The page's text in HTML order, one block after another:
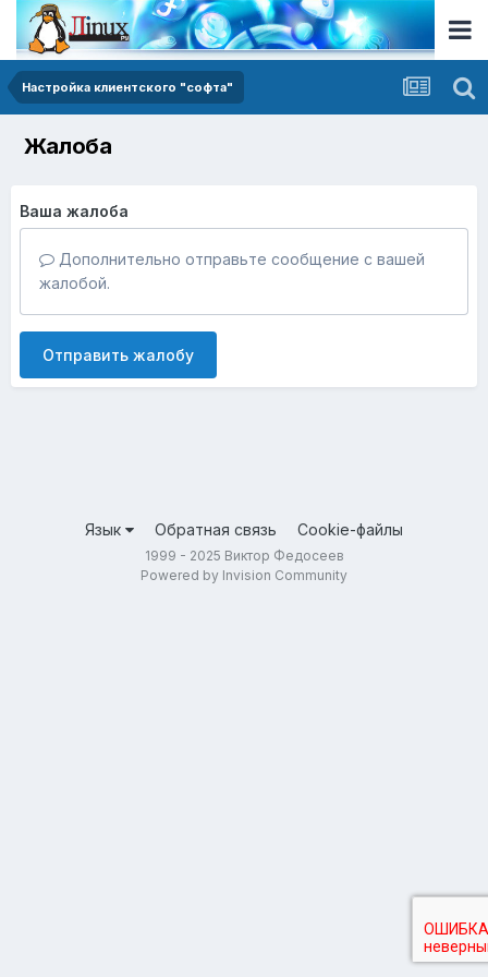
Настройка клиентского "софта"
Жалоба
Ваша жалоба
Дополнительно отправьте сообщение с вашей
жалобой.
Отправить жалобу
Язык Обратная связь Cookie-файлы
1999 - 2025 Виктор Федосеев
Powered by Invision Community